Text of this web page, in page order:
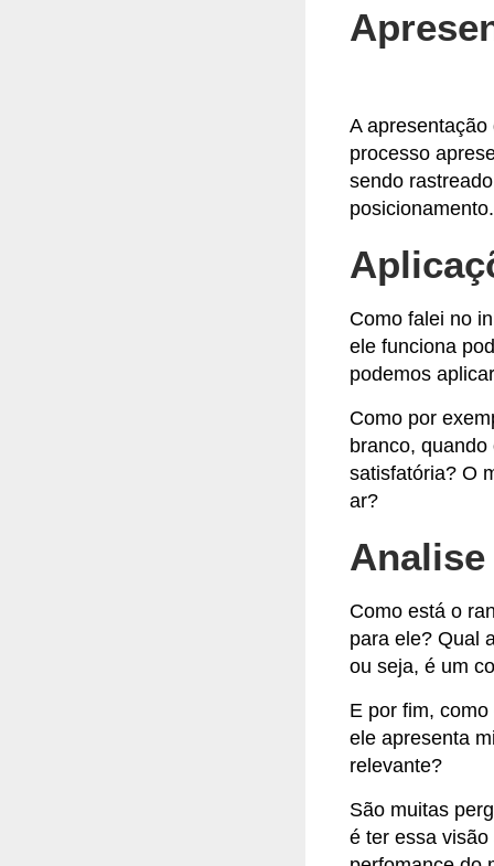
A
processo
sendo
posicionamento.
Como falei no
ele funciona
podemos
Como por
branco,
satisfatória? O
ar?
Como está o
para ele? Qual
ou seja, é um
E por fim,
ele apresenta
relevante?
São muitas
é ter essa